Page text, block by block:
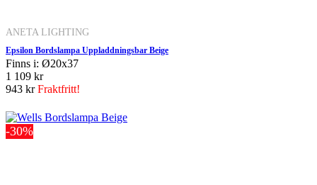
ANETA LIGHTING
Epsilon Bordslampa Uppladdningsbar Beige
Finns i: Ø20x37
1 109 kr
943 krFraktfritt!
-30%